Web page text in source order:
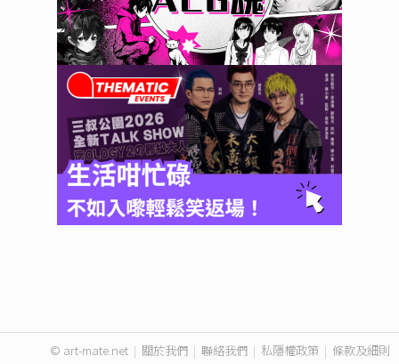
© art-mate.net | 關於我們 | 聯絡我們 | 私隱權政策 | 條款及細則